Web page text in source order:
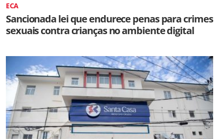
ECA
Sancionada lei que endurece penas para crimes
sexuais contra crianças no ambiente digital